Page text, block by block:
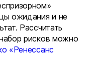
ожидания и не
Рассчитать
рисков можно
«Ренессанс